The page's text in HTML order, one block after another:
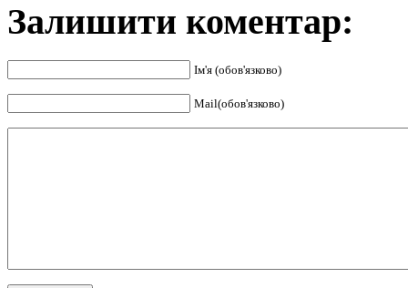
Залишити коментар:
Ім'я (обов'язково)
Mail(обов'язково)